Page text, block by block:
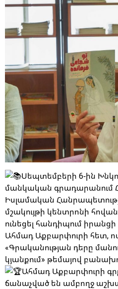
Սեպտեմբերի 6-ին
մանկական գրադարանում
Իսլամական
մշակույթի կենտրոնի
ունեցել հանդիպում
Ահմադ Աքբարփուրի հետ,
«Գրականության դերը
կյանքում» թեմայով
Ահմադ Աքբարփուրի
ճանաչված են ամբողջ